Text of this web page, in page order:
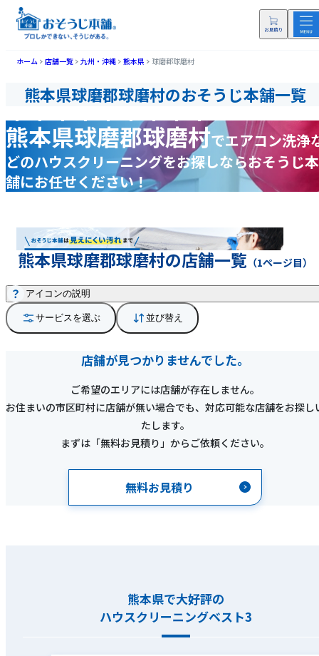
ホーム 店舗一覧 九州・沖縄 熊本県 球磨郡球磨村
熊本県球磨郡球磨村のおそうじ本舗一覧
熊本県球磨郡球磨村でエアコン洗浄
どのハウスクリーニングをお探しならおそうじ本
舗にお任せください！
熊本県球磨郡球磨村の店舗一覧 （1ページ目）
サービスを選ぶ 並び替え
アイコンの説明
店舗が見つかりませんでした。
ご希望のエリアには店舗が存在しません。
お住まいの市区町村に店舗が無い場合でも、対応可能な店舗をお探し
たします。
まずは「無料お見積り」からご依頼ください。
無料お見積り
熊本県で大好評の
ハウスクリーニングベスト3